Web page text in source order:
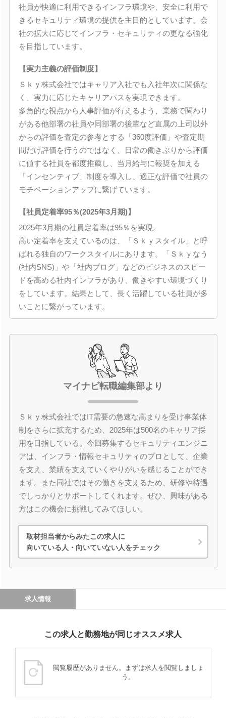
社員が快適に利用できるインフラ環境や、安全に利用で
きるセキュリティ環境の提供を主目的としています。会
社の拡大に応じてインフラ・セキュリティの更なる強化
を目指しています。
【実力主義の評価制度】
Ｓｋｙ株式会社ではキャリア入社でも入社年次に関係な
く、実力に応じたキャリアパスを実現できます。
多角的な視点から人事評価が行えるよう、業務で関わり
がある他部署の社員や同部署の後輩など直属の上司以外
からの評価を査定の参考とする「360度評価」や査定期
間だけ評価を行うのではなく、日常の働きぶりから評価
に値する社員を都度推薦し、当月給与に報奨を加える
「インセンティブ」制度を導入し、適正な評価で社員の
モチベーションアップに繋げています。
【社員定着率95％(2025年3月期)】
2025年3月期の社員定着率は95％を実現。
高い定着率を支えているのは、「Ｓｋｙスタイル」と呼
ばれる独自のワークスタイルにあります。「Ｓｋｙなう
(社内SNS)」や「社内ブログ」などのビジネスのスピー
ドを高める社内インフラがあり、働きやすい環境づくり
をしています。結果として、長く活躍している社員が多
いことに繋がっています。
マイナビ転職編集部より
Ｓｋｙ株式会社ではIT需要の急速な高まりを受け事業体
制をさらに拡充するため、2025年は500名のキャリア採
用を目指している。今回募集するセキュリティエンジニ
アは、インフラ・情報セキュリティのプロとして、企業
を支え、業績を支えていくやりがいを感じることができ
ます。また同社ではその働きを支えるため、研修や待遇
でしっかりとサポートしてくれます。ぜひ、興味がある
方はこの機会に挑戦してみてほしい。
取材担当者からみたこの求人に
向いている人・向いていない人をチェック
求人情報
この求人と勤務地が同じオススメ求人
閲覧履歴がありません。まずは求人を閲覧しましょ
う。